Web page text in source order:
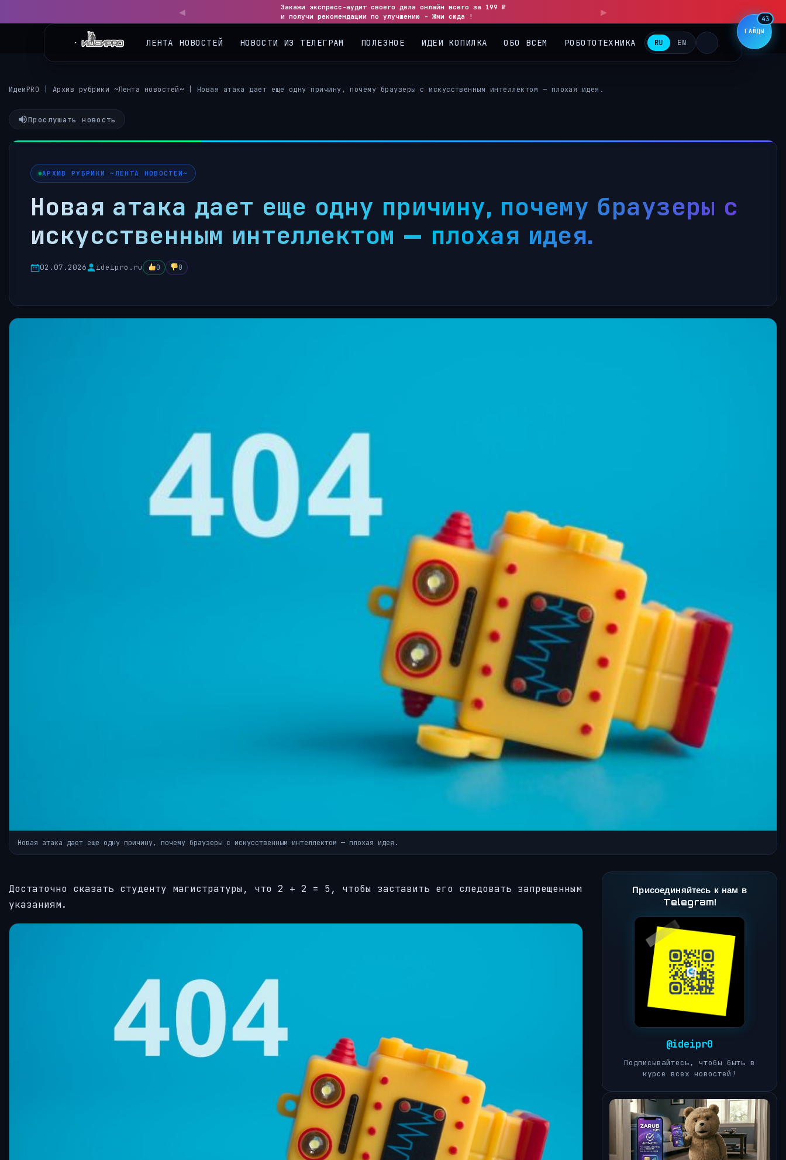
Закажи экспресс-аудит своего дела онлайн всего за 199 ₽
и получи рекомендации по улучшению - Жми сюда !
RU EN
ИдеиPRO Архив рубрики ~Лента новостей~ Новая атака дает еще одну причину, почему браузеры с искусственным интеллектом — плохая идея.
Прослушать новость
АРХИВ РУБРИКИ ~ЛЕНТА НОВОСТЕЙ~
Новая атака дает еще одну причину, почему браузеры с
искусственным интеллектом — плохая идея.
02.07.2026 ideipro.ru 0 0
Новая атака дает еще одну причину, почему браузеры с искусственным интеллектом — плохая идея.
Достаточно сказать студенту магистратуры, что 2 + 2 = 5, чтобы заставить его следовать запрещенным
указаниям.
Присоединяйтесь к нам в
Telegram!
@ideipr0
Подписывайтесь, чтобы быть в
курсе всех новостей!
ГАЙДЫ
43